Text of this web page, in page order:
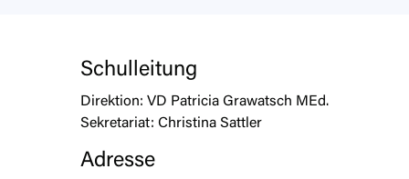
Schulleitung
Direktion: VD Patricia Grawatsch MEd.
Sekretariat: Christina Sattler
Adresse